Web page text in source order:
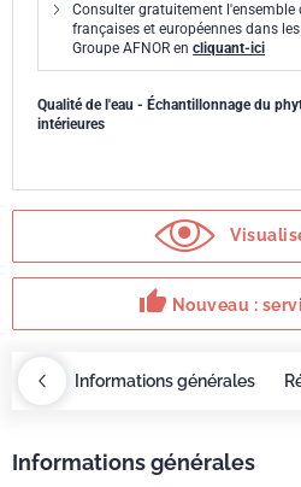
Consulter gratuitement l'ensemble
françaises et européennes dans
Groupe AFNOR en cliquant-ici
Qualité de l'eau - Échantillonnage du
intérieures
thumb_up Nouveau :
Informations générales
Informations générales